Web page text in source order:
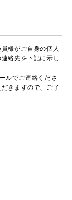
様がご自身の個人
絡先を下記に示し
ルでご連絡くださ
きますので、ご了